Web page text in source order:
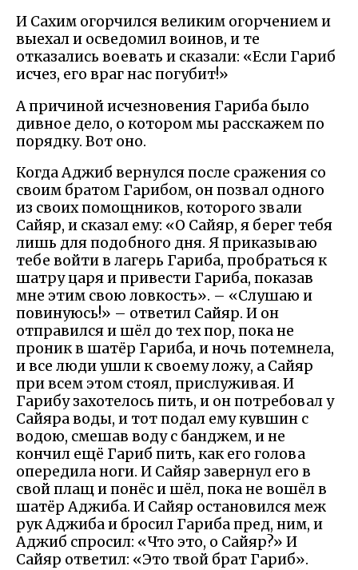
И Сахим огорчился великим огорчением и
выехал и осведомил воинов, и те
отказались воевать и сказали: «Если Гариб
исчез, его враг нас погубит!»
А причиной исчезновения Гариба было
дивное дело, о котором мы расскажем по
порядку. Вот оно.
Когда Аджиб вернулся после сражения со
своим братом Гарибом, он позвал одного
из своих помощников, которого звали
Сайяр, и сказал ему: «О Сайяр, я берег тебя
лишь для подобного дня. Я приказываю
тебе войти в лагерь Гариба, пробраться к
шатру царя и привести Гариба, показав
мне этим свою ловкость». – «Слушаю и
повинуюсь!» – ответил Сайяр. И он
отправился и шёл до тех пор, пока не
проник в шатёр Гариба, и ночь потемнела,
и все люди ушли к своему ложу, а Сайяр
при всем этом стоял, прислуживая. И
Гарибу захотелось пить, и он потребовал у
Сайяра воды, и тот подал ему кувшин с
водою, смешав воду с банджем, и не
кончил ещё Гариб пить, как его голова
опередила ноги. И Сайяр завернул его в
свой плащ и понёс и шёл, пока не вошёл в
шатёр Аджиба. И Сайяр остановился меж
рук Аджиба и бросил Гариба пред, ним, и
Аджиб спросил: «Что это, о Сайяр?» И
Сайяр ответил: «Это твой брат Гариб».